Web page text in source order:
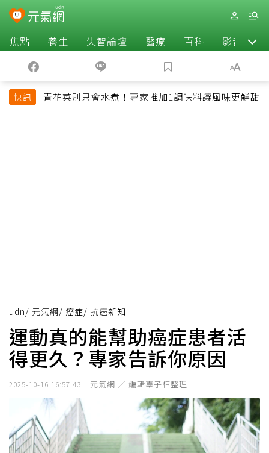
焦點 養生 失智論壇 醫療 百科 影音
快訊 青花菜別只會水煮！專家推加1調味料讓風味更鮮甜
udn/ 元氣網/ 癌症/ 抗癌新知
運動真的能幫助癌症患者活
得更久？專家告訴你原因
2025-10-16 16:57:43 元氣網 ／ 編輯辜子桓整理